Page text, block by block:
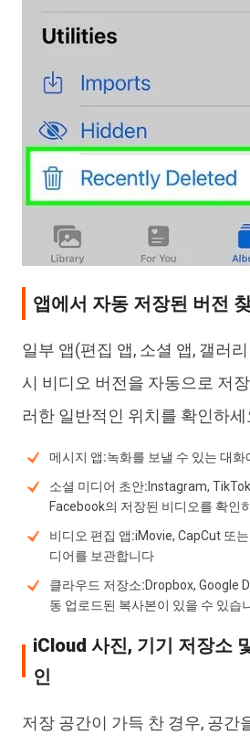
앱에서 자동 저장된 버전
일부 앱(편집 앱, 소셜 앱, 갤러
시 비디오 버전을 자동으로 저
러한 일반적인 위치를 확인하세
메시지 앱:녹화를 보낼 수 있는 대화
소셜 미디어 초안: Instagram,
Facebook의 저장된 비디오를 확인
비디오 편집 앱:iMovie, CapCut 또
디어를 보관합니다
클라우드 저장소:Dropbox, Google
동 업로드된 복사본이 있을 수 있습
iCloud 사진, 기기 저장소
인
저장 공간이 가득 찬 경우, 공간